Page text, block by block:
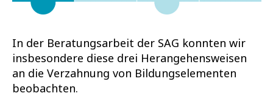
In der Beratungsarbeit der SAG konnten wir
insbesondere diese drei Herangehensweisen
an die Verzahnung von Bildungselementen
beobachten.